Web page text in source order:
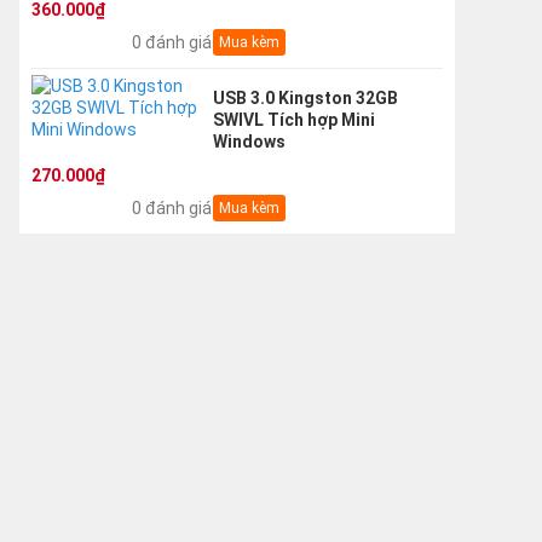
360.000₫
0 đánh giá
Mua kèm
USB 3.0 Kingston 32GB
SWIVL Tích hợp Mini
Windows
270.000₫
0 đánh giá
Mua kèm